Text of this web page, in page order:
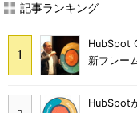
記事ランキング
HubSpot
新フレー
HubSpot